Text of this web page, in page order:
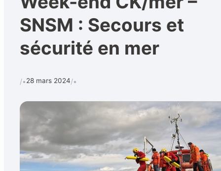
Calendrier Techniques et
Rechercher
SNSM : Secours et
sécurité en mer
/•28 mars 2024/•